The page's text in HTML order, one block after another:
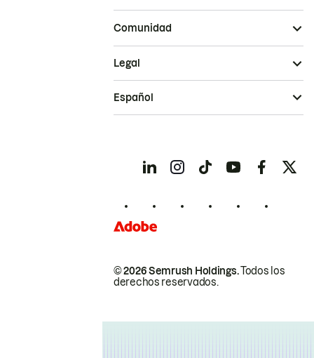
Comunidad
© 2026 Semrush Holdings.Todos los
derechos reservados.
Legal
Español